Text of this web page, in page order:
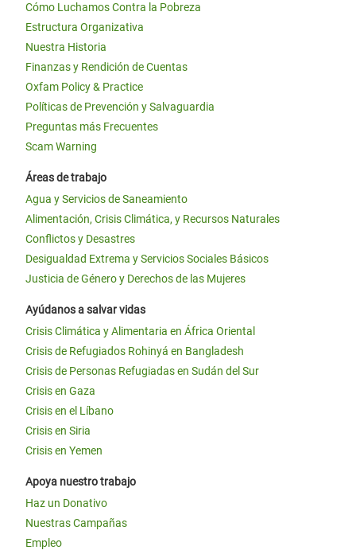
Cómo Luchamos Contra la Pobreza
Estructura Organizativa
Nuestra Historia
Finanzas y Rendición de Cuentas
Oxfam Policy & Practice
Políticas de Prevención y Salvaguardia
Preguntas más Frecuentes
Scam Warning
Áreas de trabajo
Agua y Servicios de Saneamiento
Alimentación, Crisis Climática, y Recursos Naturales
Conflictos y Desastres
Desigualdad Extrema y Servicios Sociales Básicos
Justicia de Género y Derechos de las Mujeres
Ayúdanos a salvar vidas
Crisis Climática y Alimentaria en África Oriental
Crisis de Refugiados Rohinyá en Bangladesh
Crisis de Personas Refugiadas en Sudán del Sur
Crisis en Gaza
Crisis en el Líbano
Crisis en Siria
Crisis en Yemen
Apoya nuestro trabajo
Haz un Donativo
Nuestras Campañas
Empleo